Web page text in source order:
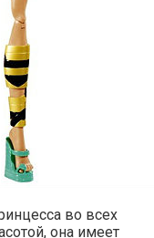
во всех
она имеет